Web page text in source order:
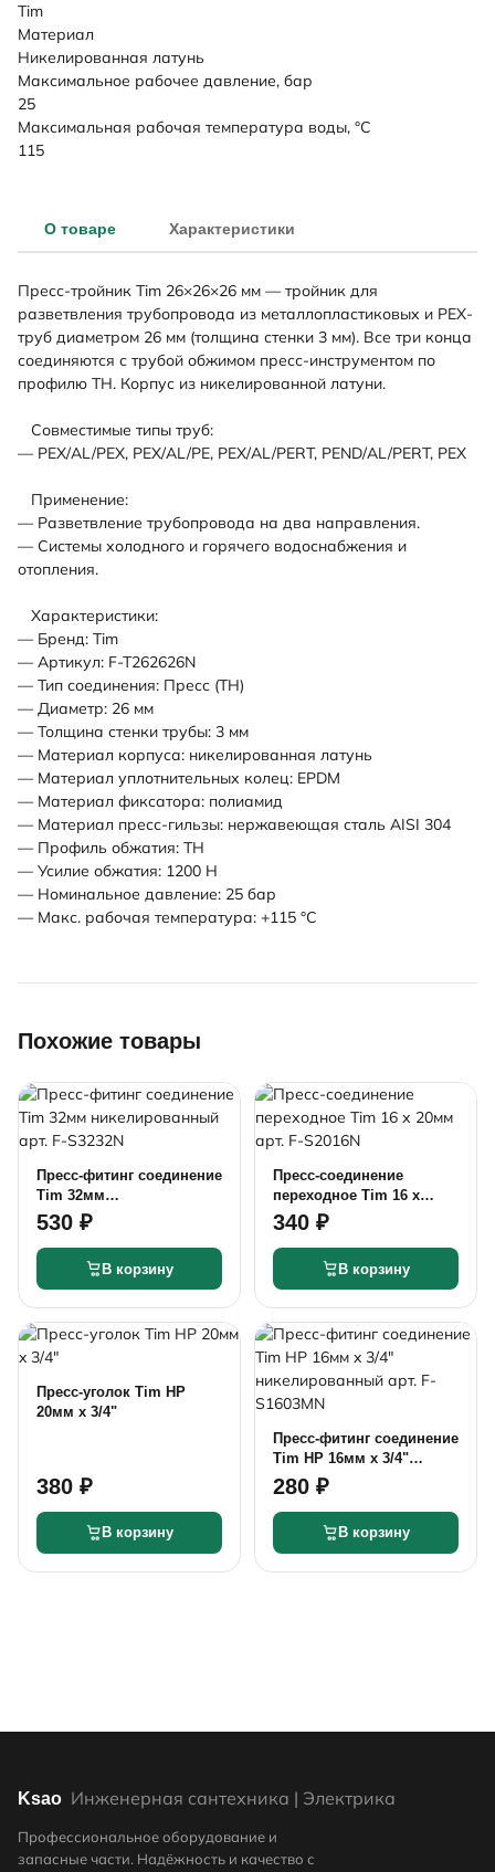
Tim
Материал
Никелированная латунь
Максимальное рабочее давление, бар
25
Максимальная рабочая температура воды, °C
115
О товаре Характеристики
Пресс-тройник Tim 26×26×26 мм — тройник для
разветвления трубопровода из металлопластиковых и PEX-
труб диаметром 26 мм (толщина стенки 3 мм). Все три конца
соединяются с трубой обжимом пресс-инструментом по
профилю TH. Корпус из никелированной латуни.
Совместимые типы труб:
— PEX/AL/PEX, PEX/AL/PE, PEX/AL/PERT, PEND/AL/PERT, PEX
Применение:
— Разветвление трубопровода на два направления.
— Системы холодного и горячего водоснабжения и
отопления.
Характеристики:
— Бренд: Tim
— Артикул: F-T262626N
— Тип соединения: Пресс (TH)
— Диаметр: 26 мм
— Толщина стенки трубы: 3 мм
— Материал корпуса: никелированная латунь
— Материал уплотнительных колец: EPDM
— Материал фиксатора: полиамид
— Материал пресс-гильзы: нержавеющая сталь AISI 304
— Профиль обжатия: TH
— Усилие обжатия: 1200 Н
— Номинальное давление: 25 бар
— Макс. рабочая температура: +115 °C
Похожие товары
Пресс-фитинг соединение
Tim 32мм
никелированный арт. F-
S3232N
530 ₽
В корзину
Пресс-соединение
переходное Tim 16 х
20мм арт. F-S2016N
340 ₽
В корзину
Пресс-уголок Tim НР
20мм x 3/4"
380 ₽
В корзину
Пресс-фитинг соединение
Tim НР 16мм x 3/4"
никелированный арт. F-
S1603MN
280 ₽
В корзину
Ksao Инженерная сантехника | Электрика
Профессиональное оборудование и
запасные части. Надёжность и качество с